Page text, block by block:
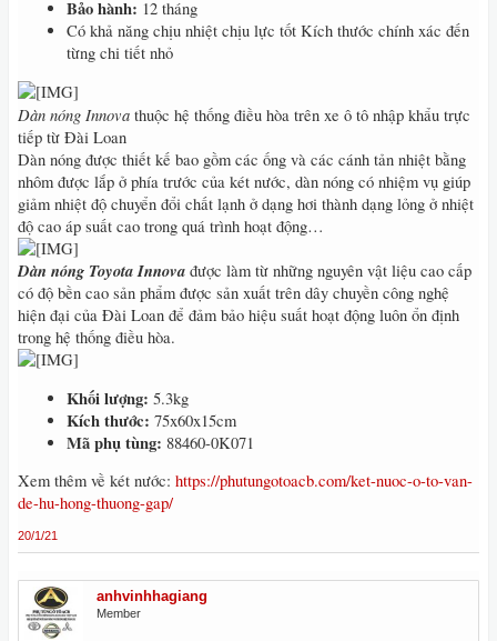
Bảo hành: 12 tháng
Có khả năng chịu nhiệt chịu lực tốt Kích thước chính xác đến
từng chi tiết nhỏ
Dàn nóng Innova thuộc hệ thống điều hòa trên xe ô tô nhập khẩu trực
tiếp từ Đài Loan
Dàn nóng được thiết kế bao gồm các ống và các cánh tản nhiệt bằng
nhôm được lắp ở phía trước của két nước, dàn nóng có nhiệm vụ giúp
giảm nhiệt độ chuyển đổi chất lạnh ở dạng hơi thành dạng lỏng ở nhiệt
độ cao áp suất cao trong quá trình hoạt động…
Dàn nóng Toyota Innova được làm từ những nguyên vật liệu cao cấp
có độ bền cao sản phẩm được sản xuất trên dây chuyền công nghệ
hiện đại của Đài Loan để đảm bảo hiệu suất hoạt động luôn ổn định
trong hệ thống điều hòa.
Khối lượng: 5.3kg
Kích thước: 75x60x15cm
Mã phụ tùng: 88460-0K071
Xem thêm về két nước: https://phutungotoacb.com/ket-nuoc-o-to-van-
de-hu-hong-thuong-gap/
20/1/21
anhvinhhagiang
Member